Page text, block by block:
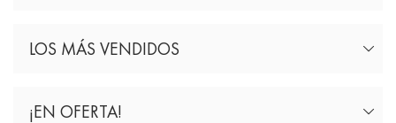
LOS MÁS VENDIDOS
¡EN OFERTA!